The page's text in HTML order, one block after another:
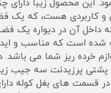
این محصول زیبا دارای
و کاربردی هست، که یک
داخل آن در دیواره یک
شده است که مناسب و
خرده ریز شما می
پشتی پرزیدنت سه جیب
در قسمت های بغل کوله